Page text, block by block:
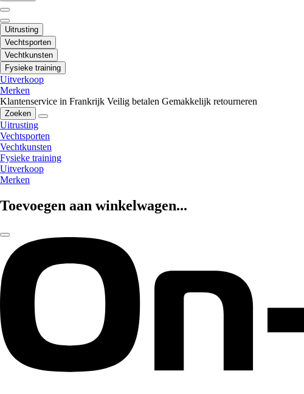
Uitrusting
Vechtsporten
Vechtkunsten
Fysieke training
Uitverkoop
Merken
Klantenservice in Frankrijk Veilig betalen Gemakkelijk retourneren
Zoeken
Uitrusting
Vechtsporten
Vechtkunsten
Fysieke training
Uitverkoop
Merken
Toevoegen aan winkelwagen...